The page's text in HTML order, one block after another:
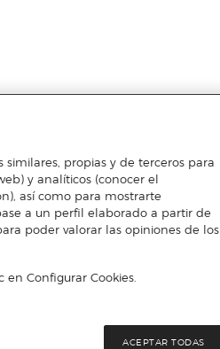
similares, propias y de terceros para
y analíticos (conocer el
así como para mostrarte
a un perfil elaborado a partir de
poder valorar las opiniones de los
Configurar Cookies.
ACEPTAR TODAS